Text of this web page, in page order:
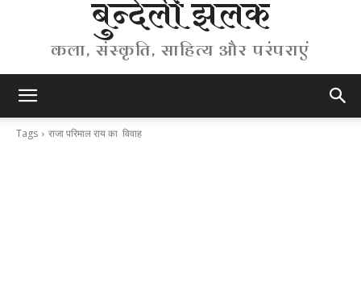
बुन्देली झलक
कला, संस्कृति, साहित्य और परंपराएं
Tags राजा परिमाल राय का विवाह